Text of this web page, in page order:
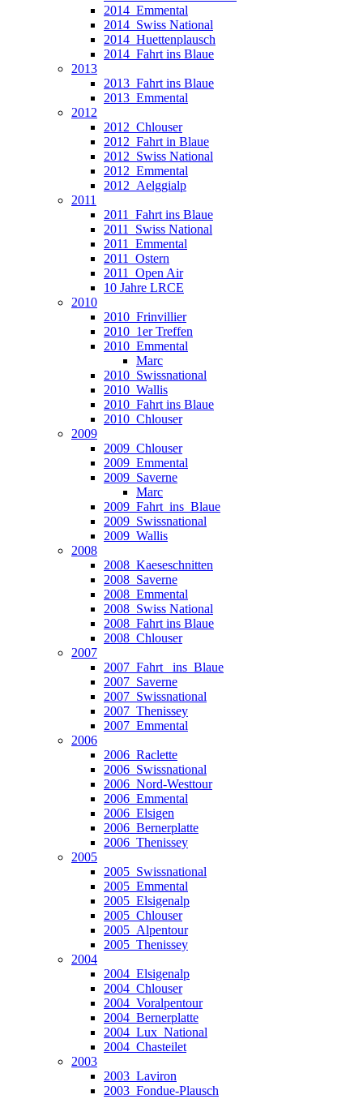
2014_Emmental
2014_Swiss National
2014_Huettenplausch
2014_Fahrt ins Blaue
2013
2013_Fahrt ins Blaue
2013_Emmental
2012
2012_Chlouser
2012_Fahrt in Blaue
2012_Swiss National
2012_Emmental
2012_Aelggialp
2011
2011_Fahrt ins Blaue
2011_Swiss National
2011_Emmental
2011_Ostern
2011_Open Air
10 Jahre LRCE
2010
2010_Frinvillier
2010_1er Treffen
2010_Emmental
Marc
2010_Swissnational
2010_Wallis
2010_Fahrt ins Blaue
2010_Chlouser
2009
2009_Chlouser
2009_Emmental
2009_Saverne
Marc
2009_Fahrt_ins_Blaue
2009_Swissnational
2009_Wallis
2008
2008_Kaeseschnitten
2008_Saverne
2008_Emmental
2008_Swiss National
2008_Fahrt ins Blaue
2008_Chlouser
2007
2007_Fahrt_ ins_Blaue
2007_Saverne
2007_Swissnational
2007_Thenissey
2007_Emmental
2006
2006_Raclette
2006_Swissnational
2006_Nord-Westtour
2006_Emmental
2006_Elsigen
2006_Bernerplatte
2006_Thenissey
2005
2005_Swissnational
2005_Emmental
2005_Elsigenalp
2005_Chlouser
2005_Alpentour
2005_Thenissey
2004
2004_Elsigenalp
2004_Chlouser
2004_Voralpentour
2004_Bernerplatte
2004_Lux_National
2004_Chasteilet
2003
2003_Laviron
2003_Fondue-Plausch